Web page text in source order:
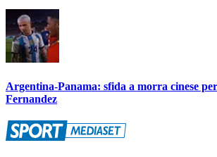
Argentina-Panama: sfida a morra cinese
Fernandez